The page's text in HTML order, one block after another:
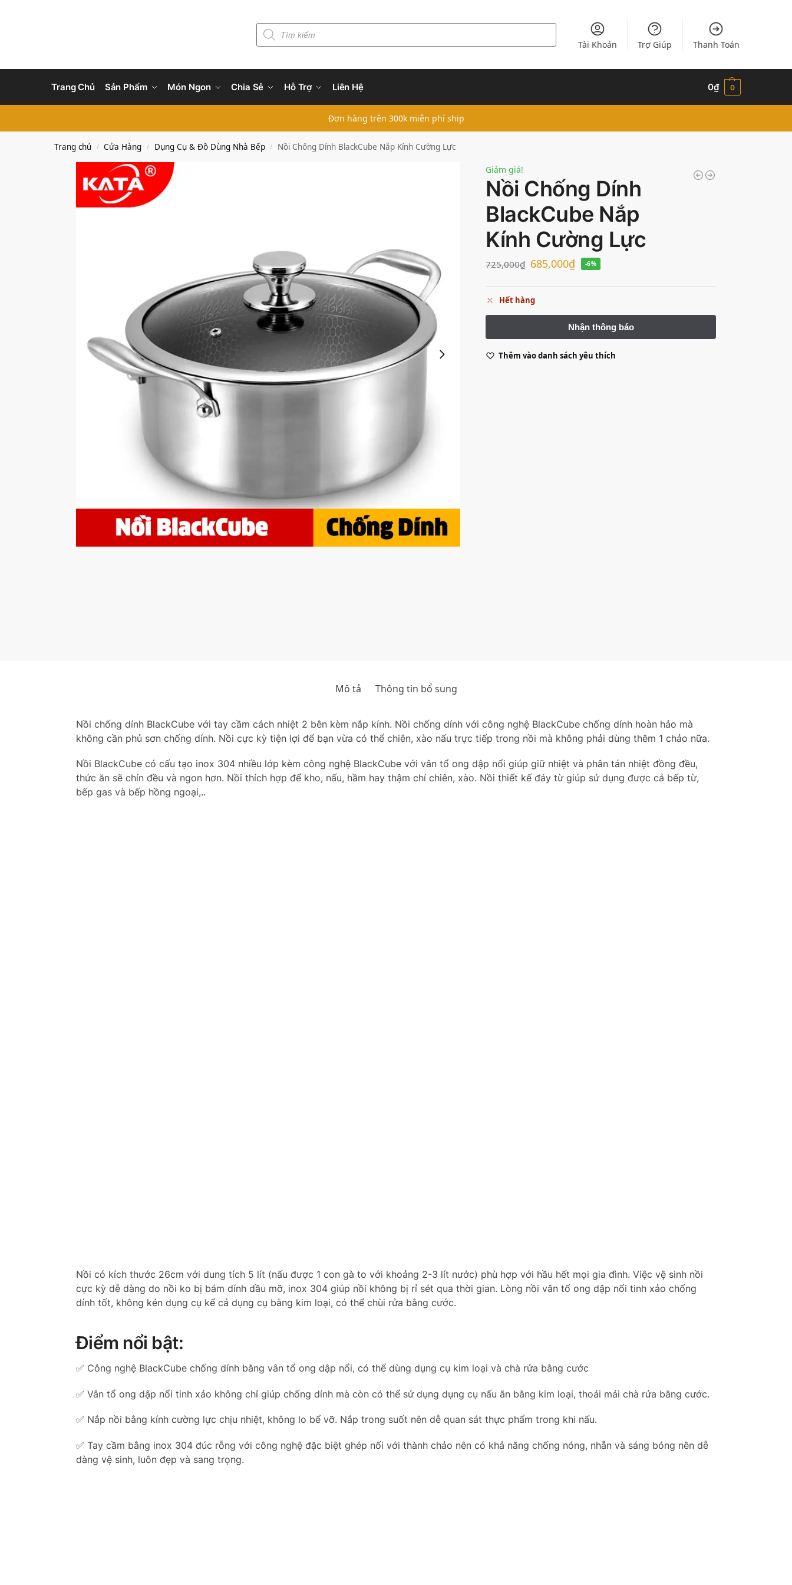
Tài Khoản Trợ Giúp Thanh Toán
Trang Chủ Sản Phẩm Món Ngon Chia Sẻ Hỗ Trợ Liên Hệ 0₫ 0
Đơn hàng trên 300k miễn phí ship
Trang chủ / Cửa Hàng / Dụng Cụ & Đồ Dùng Nhà Bếp / Nồi Chống Dính BlackCube Nắp Kính Cường Lực
Giảm giá!
Nồi Chống Dính
BlackCube Nắp
Kính Cường Lực
725,000₫ 685,000₫ -6%
Hết hàng
Thêm vào danh sách yêu thích
Mô tả Thông tin bổ sung
Nồi chống dính BlackCube với tay cầm cách nhiệt 2 bên kèm nắp kính. Nồi chống dính với công nghệ BlackCube chống dính hoàn hảo mà
không cần phủ sơn chống dính. Nồi cực kỳ tiện lợi để bạn vừa có thể chiên, xào nấu trực tiếp trong nồi mà không phải dùng thêm 1 chảo nữa.
Nồi BlackCube có cấu tạo inox 304 nhiều lớp kèm công nghệ BlackCube với vân tổ ong dập nổi giúp giữ nhiệt và phân tán nhiệt đồng đều,
thức ăn sẽ chín đều và ngon hơn. Nồi thích hợp để kho, nấu, hầm hay thậm chí chiên, xào. Nồi thiết kế đáy từ giúp sử dụng được cả bếp từ,
bếp gas và bếp hồng ngoại,..
Nồi có kích thước 26cm với dung tích 5 lít (nấu được 1 con gà to với khoảng 2-3 lít nước) phù hợp với hầu hết mọi gia đình. Việc vệ sinh nồi
cực kỳ dễ dàng do nồi ko bị bám dính dầu mỡ, inox 304 giúp nồi không bị rỉ sét qua thời gian. Lòng nồi vân tổ ong dập nổi tinh xảo chống
dính tốt, không kén dụng cụ kể cả dụng cụ bằng kim loại, có thể chùi rửa bằng cước.
Điểm nổi bật:
✅ Công nghệ BlackCube chống dính bằng vân tổ ong dập nổi, có thể dùng dụng cụ kim loại và chà rửa bằng cước
✅ Vân tổ ong dập nổi tinh xảo không chỉ giúp chống dính mà còn có thể sử dụng dụng cụ nấu ăn bằng kim loại, thoải mái chà rửa bằng cước.
✅ Nắp nồi bằng kính cường lực chịu nhiệt, không lo bể vỡ. Nắp trong suốt nên dễ quan sát thực phẩm trong khi nấu.
✅ Tay cầm bằng inox 304 đúc rỗng với công nghệ đặc biệt ghép nối với thành chảo nên có khả năng chống nóng, nhẵn và sáng bóng nên dễ
dàng vệ sinh, luôn đẹp và sang trọng.